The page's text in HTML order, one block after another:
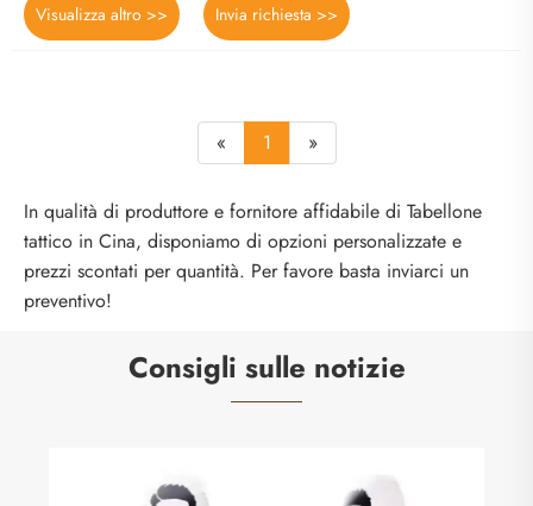
Visualizza altro >> Invia richiesta >>
« 1 »
In qualità di produttore e fornitore affidabile di Tabellone
tattico in Cina, disponiamo di opzioni personalizzate e
prezzi scontati per quantità. Per favore basta inviarci un
preventivo!
Consigli sulle notizie